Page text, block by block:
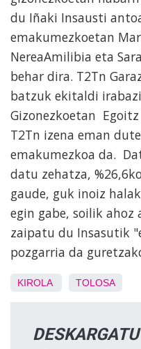
du Iñaki Insausti
emakumezkoetan
NereaAmilibia eta
behar dira. T2Tn
batzuk ekitaldi
Gizonezkoetan
T2Tn izena eman
emakumezkoa da.
datu zehatza,
gaude, guk inoiz
egin gabe, soilik
zaipatu du Insasutik
pozgarria da
KIROLA TOLOSA